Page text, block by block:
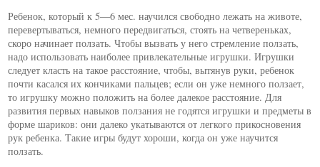
Ребенок, который к 5—6 мес. научился свободно лежать на животе,
перевертываться, немного передвигаться, стоять на четвереньках,
скоро начинает ползать. Чтобы вызвать у него стремление ползать,
надо использовать наиболее привлекательные игрушки. Игрушки
следует класть на такое расстояние, чтобы, вытянув руки, ребенок
почти касался их кончиками пальцев; если он уже немного ползает,
то игрушку можно положить на более далекое расстояние. Для
развития первых навыков ползания не годятся игрушки и предметы в
форме шариков: они далеко укатываются от легкого прикосновения
рук ребенка. Такие игры будут хороши, когда он уже научится
ползать.